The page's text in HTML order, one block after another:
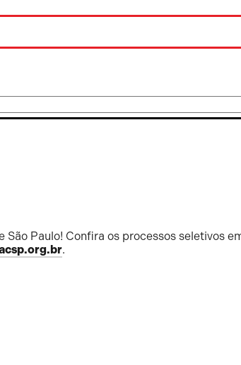
Paulo! Confira os processos seletivos
.